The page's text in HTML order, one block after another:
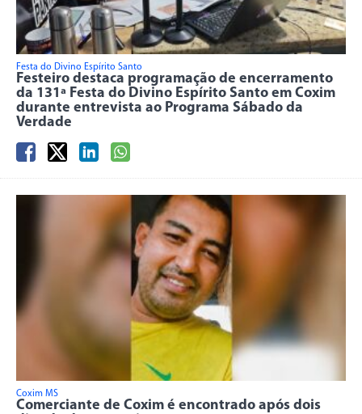
Festa do Divino Espírito Santo
Festeiro destaca programação de encerramento
da 131ª Festa do Divino Espírito Santo em Coxim
durante entrevista ao Programa Sábado da
Verdade
Coxim MS
Comerciante de Coxim é encontrado após dois